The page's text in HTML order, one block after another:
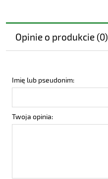
Opinie o produkcie (0)
Imię lub pseudonim:
Twoja opinia: